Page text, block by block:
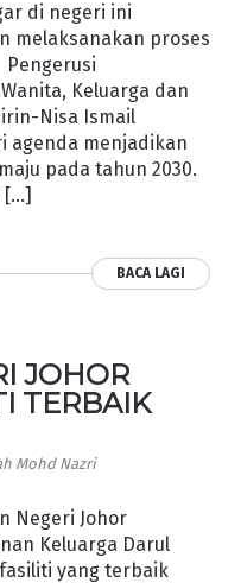
di negeri ini
melaksanakan proses
Keluarga dan
Nisa Ismail
agenda menjadikan
pada tahun 2030.
[…]
BACA LAGI
JOHOR
TERBAIK
Mohd Nazri
Negeri Johor
Keluarga Darul
fasiliti yang terbaik